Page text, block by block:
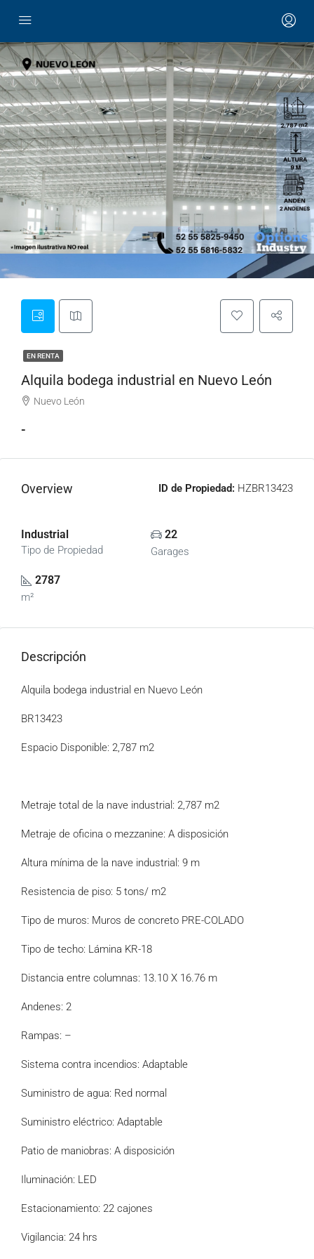
EN RENTA
Alquila bodega industrial en Nuevo León
Nuevo León
-
Overview ID de Propiedad: HZBR13423
Industrial
Tipo de Propiedad
22
Garages
2787
m²
Descripción
Alquila bodega industrial en Nuevo León
BR13423
Espacio Disponible: 2,787 m2
Metraje total de la nave industrial: 2,787 m2
Metraje de oficina o mezzanine: A disposición
Altura mínima de la nave industrial: 9 m
Resistencia de piso: 5 tons/ m2
Tipo de muros: Muros de concreto PRE-COLADO
Tipo de techo: Lámina KR-18
Distancia entre columnas: 13.10 X 16.76 m
Andenes: 2
Rampas: –
Sistema contra incendios: Adaptable
Suministro de agua: Red normal
Suministro eléctrico: Adaptable
Patio de maniobras: A disposición
Iluminación: LED
Estacionamiento: 22 cajones
Vigilancia: 24 hrs